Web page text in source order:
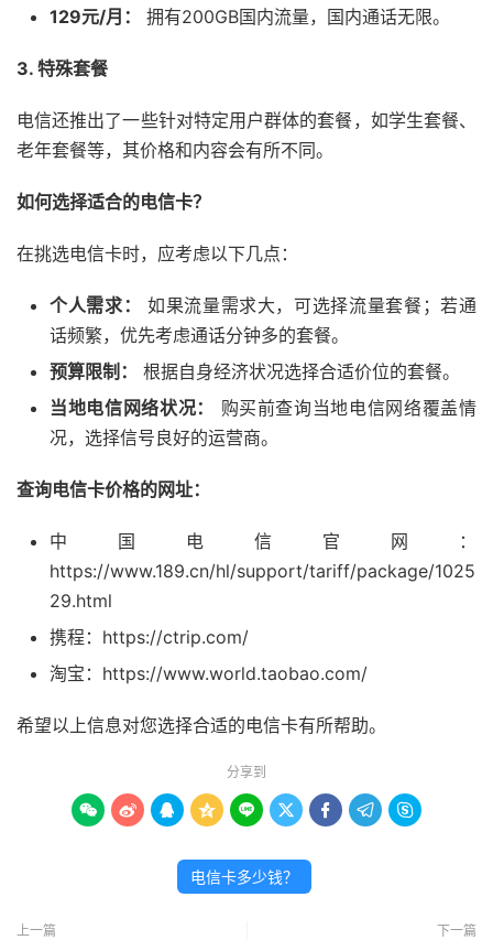
129元/月：
拥有200GB国内流量，国内通话无限。
3. 特殊套餐
电信还推出了一些针对特定用户群体的套餐，如学生套餐、
老年套餐等，其价格和内容会有所不同。
如何选择适合的电信卡？
在挑选电信卡时，应考虑以下几点：
个人需求：
如果流量需求大，可选择流量套餐；若通
话频繁，优先考虑通话分钟多的套餐。
预算限制：
根据自身经济状况选择合适价位的套餐。
当地电信网络状况：
购买前查询当地电信网络覆盖情
况，选择信号良好的运营商。
查询电信卡价格的网址：
中国电信官网：
https://www.189.cn/hl/support/tariff/package/1025
29.html
携程：https://ctrip.com/
淘宝：https://www.world.taobao.com/
希望以上信息对您选择合适的电信卡有所帮助。
分享到
        
电信卡多少钱？
上一篇 下一篇